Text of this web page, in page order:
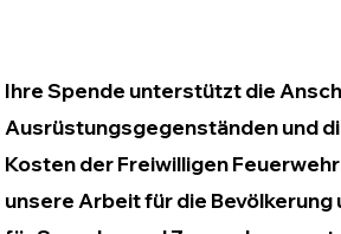
Ihre Spende unterstützt die
Ausrüstungsgegenständen und
Kosten der Freiwilligen
unsere Arbeit für die